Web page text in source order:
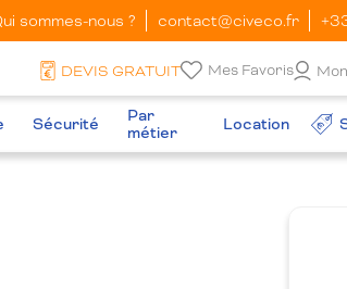
sommes-nous ? contact@civeco.fr
DEVIS GRATUIT Mes Favoris
Sécurité
Par
métier
Location